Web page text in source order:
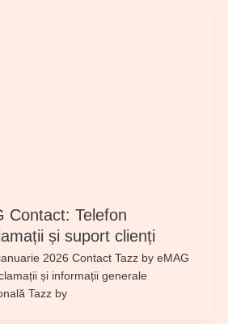
Contact: Telefon
și suport clienți
2026 Contact Tazz by eMAG
și informații generale
Tazz by